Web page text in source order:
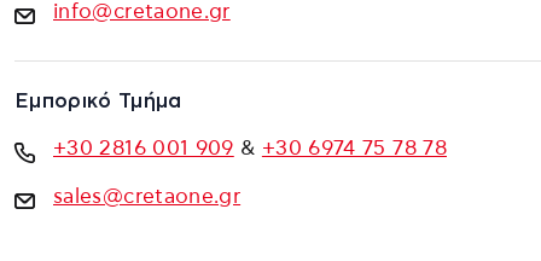
info@cretaone.gr
Εμπορικό Τμήμα
+30 2816 001 909 & +30 6974 75 78 78
sales@cretaone.gr